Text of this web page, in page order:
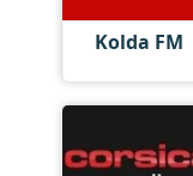
Kolda FM